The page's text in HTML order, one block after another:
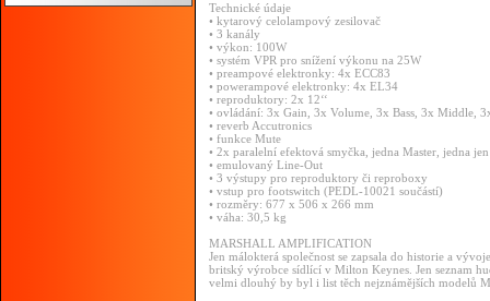
Technické údaje
• kytarový celolampový zesilovač
• 3 kanály
• výkon: 100W
• systém VPR pro snížení výkonu na 25W
• preampové elektronky: 4x ECC83
• powerampové elektronky: 4x EL34
• reproduktory: 2x 12‘‘
• ovládání: 3x Gain, 3x Volume, 3x Bass, 3x Middle,
• reverb Accutronics
• funkce Mute
• 2x paralelní efektová smyčka, jedna Master, jedna
• emulovaný Line-Out
• 3 výstupy pro reproduktory či reproboxy
• vstup pro footswitch (PEDL-10021 součástí)
• rozměry: 677 x 506 x 266 mm
• váha: 30,5 kg
MARSHALL AMPLIFICATION
Jen málokterá společnost se zapsala do historie a
britský výrobce sídlící v Milton Keynes. Jen seznam
velmi dlouhý by byl i list těch nejznámějších modelů